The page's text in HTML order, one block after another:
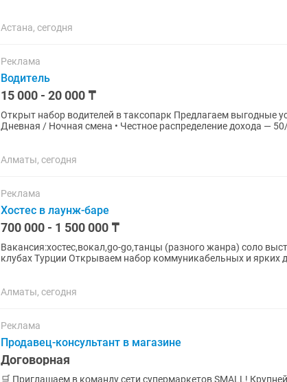
Астана, сегодня
Реклама
Водитель
15 000 - 20 000 ₸
Открыт набор водителей в таксопарк Предлагаем выгодные условия сотрудничества: •
Дневная / Ночная смена • Честное распределение дохода —
Алматы, сегодня
Реклама
Хостес в лаунж-баре
700 000 - 1 500 000 ₸
Вакансия:хостес,вокал,go-go,танцы (разного жанра) соло выступления.
клубах Турции Открываем набор коммуникабельных и ярких девушек для работы в Турции.
Алматы, сегодня
Реклама
Продавец-консультант в магазине
Договорная
🛒 Приглашаем в команду сети супермаркетов SMALL!